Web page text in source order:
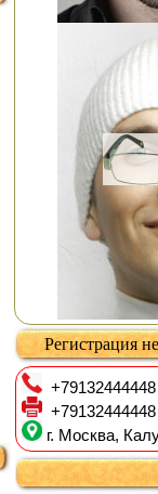
Регистрация
+79132444448
+79132444448
г. Москва,